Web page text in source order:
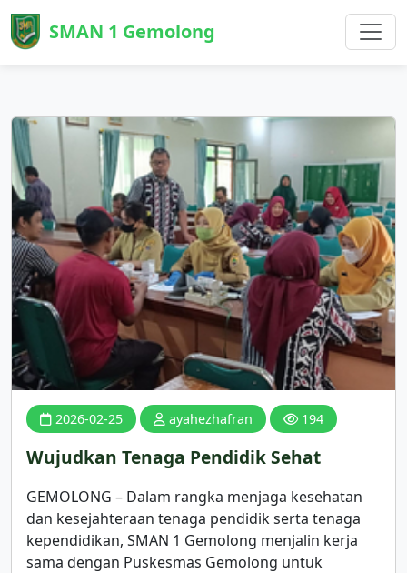
SMAN 1 Gemolong
2026-02-25 ayahezhafran 194
Wujudkan Tenaga Pendidik Sehat
GEMOLONG – Dalam rangka menjaga kesehatan
dan kesejahteraan tenaga pendidik serta tenaga
kependidikan, SMAN 1 Gemolong menjalin kerja
sama dengan Puskesmas Gemolong untuk